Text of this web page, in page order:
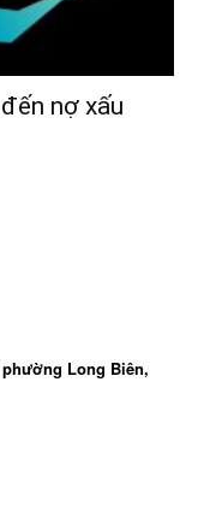
nợ xấu
Long Biên,